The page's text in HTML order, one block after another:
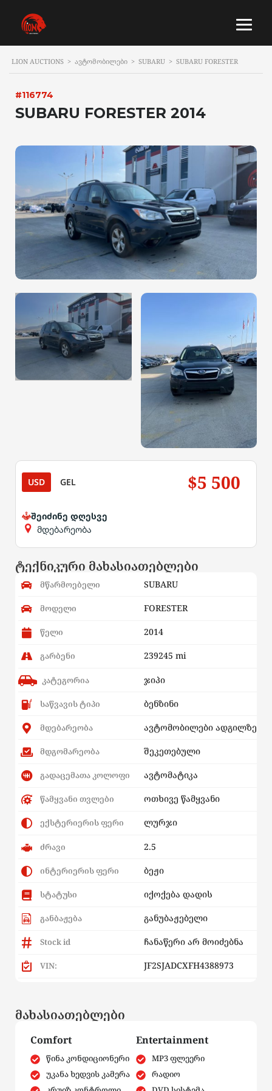
LION AUCTIONS > ᲐᲕᲢᲝᲛᲝᲑᲘᲚᲔᲑᲘ > SUBARU > SUBARU FORESTER
#116774
SUBARU FORESTER 2014
USD GEL $5 500
შეიძინე დღესვე
მდებარეობა
ტექნიკური მახასიათებლები
მწარმოებელი SUBARU
მოდელი FORESTER
წელი 2014
გარბენი 239245 mi
კატეგორია ჯიპი
საწვავის ტიპი ბენზინი
მდებარეობა ავტომობილები ადგილზე
მდგომარეობა შეკეთებული
გადაცემათა კოლოფი ავტომატიკა
წამყვანი თვლები ოთხივე წამყვანი
ექსტერიერის ფერი ლურჯი
ძრავი 2.5
ინტერიერის ფერი ბეჟი
სტატუსი იქოქება დადის
განბაჟება განუბაჟებელი
Stock id ჩანაწერი არ მოიძებნა
VIN: JF2SJADCXFH4388973
მახასიათებლები
Comfort
წინა კონდიციონერი
უკანა ხედვის კამერა
Entertainment
MP3 ფლეერი
რადიო